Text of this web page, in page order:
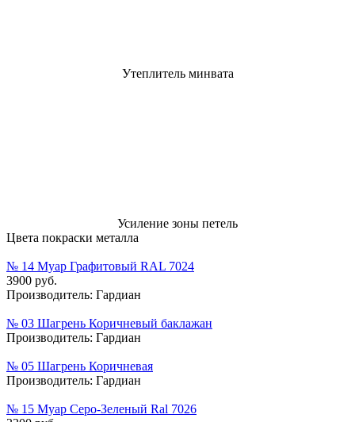
Утеплитель минвата
Усиление зоны петель
Цвета покраски металла
№ 14 Муар Графитовый RAL 7024
3900 руб.
Производитель: Гардиан
№ 03 Шагрень Коричневый баклажан
Производитель: Гардиан
№ 05 Шагрень Коричневая
Производитель: Гардиан
№ 15 Муар Серо-Зеленый Ral 7026